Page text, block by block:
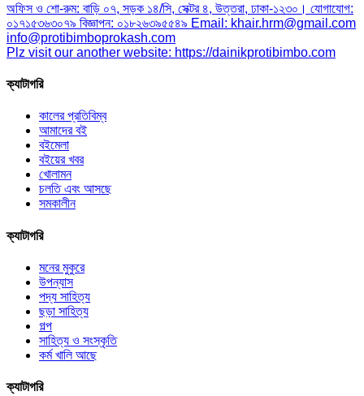
অফিস ও শো-রুম: বাড়ি ০৭, সড়ক ১৪/সি, সেক্টর ৪, উত্তরা, ঢাকা-১২৩০। যোগাযোগ:
০১৭১৫৩৬৩০৭৯ বিজ্ঞাপন: ০১৮২৬৩৯৫৫৪৯ Email: khair.hrm@gmail.com
info@protibimboprokash.com
Plz visit our another website: https://dainikprotibimbo.com
ক্যাটাগরি
কালের প্রতিবিম্ব
আমাদের বই
বইমেলা
বইয়ের খবর
খোলামন
চলতি এবং আসছে
সমকালীন
ক্যাটাগরি
মনের মুকুরে
উপন্যাস
পদ্য সাহিত্য
ছড়া সাহিত্য
গল্প
সাহিত্য ও সংস্কৃতি
কর্ম খালি আছে
ক্যাটাগরি